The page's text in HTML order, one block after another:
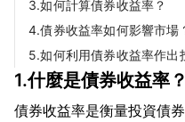
3.如何計算債券收益率？
4.債券收益率如何影響市場
5.如何利用債券收益率作出
1.什麼是債券收益率？
債券收益率是衡量投資債